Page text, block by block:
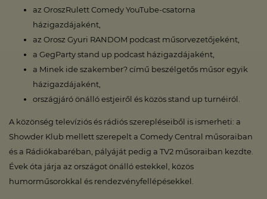
az OroszRulett Comedy YouTube-csatorna
házigazdájaként,
az Orosz Gyuri RANDOM podcast műsorvezetőjeként,
a GegParty stand up podcast házigazdájaként,
a Minek ide szakember? című beszélgetős műsor egyik
házigazdájaként,
országjáró önálló estjeiről és közös stand up turnéiról.
A közönség televíziós és rádiós szerepléseiből is ismerheti: a
Showder Klub mellett szerepelt a Comedy Central műsoraiban
és a Rádiókabaréban, pályáját pedig a TV2 műsoraiban kezdte.
Évek óta járja az országot önálló estekkel, közös
humorműsorokkal és rendezvényfellépésekkel.